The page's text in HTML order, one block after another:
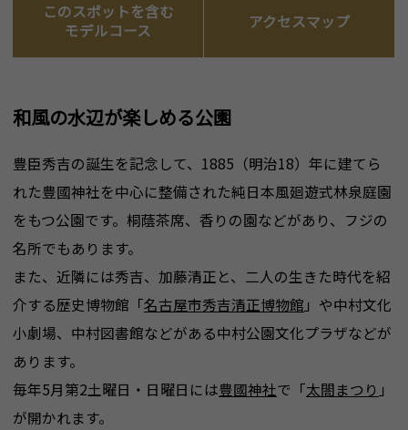
このスポットを含む
モデルコース
アクセスマップ
和風の水辺が楽しめる公園
豊臣秀吉の誕生を記念して、1885（明治18）年に建てら
れた豊國神社を中心に整備された純日本風廻遊式林泉庭園
をもつ公園です。桐蔭茶席、香りの園などがあり、フジの
名所でもあります。
また、近隣には秀吉、加藤清正と、二人の生きた時代を紹
介する歴史博物館「名古屋市秀吉清正博物館 」や中村文化
小劇場、中村図書館などがある中村公園文化プラザなどが
あります。
毎年5月第2土曜日・日曜日には豊國神社で「太閤まつり 」
が開かれます。